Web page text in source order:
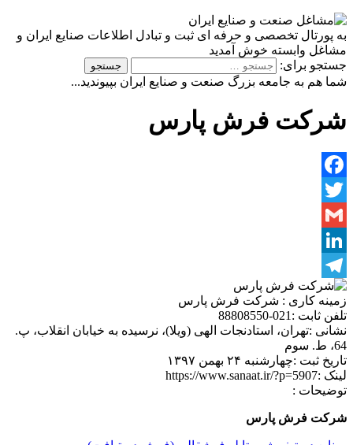
به پورتال تخصصی و حرفه ای ثبت و تبادل اطلاعات صنایع ایران و
مشاغل وابسته خوش آمدید
جستجو برای:
شما هم به جامعه بزرگ صنعت و صنایع ایران بپیوندید...
شرکت فرش پارس
Facebook
Twitter
Gmail
LinkedIn
Telegram
زمینه کاری : شرکت فرش پارس
تلفن ثابت :021-88808550
نشانی :تهران، استادنجات الهی (ویلا)، نرسیده به خیابان انقلاب، پ.
64، ط. سوم
تاریخ ثبت :چهارشنبه ۲۴ بهمن ۱۳۹۷
لینک :https://www.sanaat.ir/?p=5907
توضیحات :
شرکت فرش پارس